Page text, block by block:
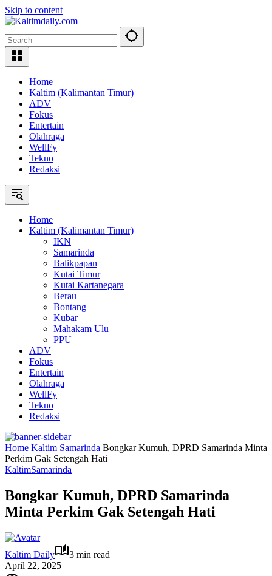
Skip to content
Home
Kaltim (Kalimantan Timur)
ADV
Fokus
Entertain
Olahraga
WellFy
Tekno
Redaksi
Home
Kaltim (Kalimantan Timur)
IKN
Samarinda
Balikpapan
Kutai Timur
Kutai Kartanegara
Berau
Bontang
Kubar
Mahakam Ulu
PPU
ADV
Fokus
Entertain
Olahraga
WellFy
Tekno
Redaksi
Home Kaltim Samarinda Bongkar Kumuh, DPRD Samarinda Minta
Perkim Gak Setengah Hati
KaltimSamarinda
Bongkar Kumuh, DPRD Samarinda
Minta Perkim Gak Setengah Hati
Kaltim Daily
3 min read
April 22, 2025